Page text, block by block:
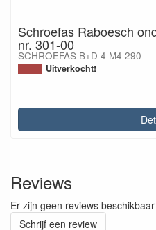
Schroefas Raboesch
nr. 301-00
SCHROEFAS B+D 4 M4 290
Uitverkocht!
Reviews
Er zijn geen reviews
Schrijf een review